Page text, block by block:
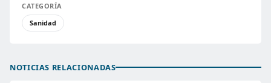
CATEGORÍA
Sanidad
NOTICIAS RELACIONADAS